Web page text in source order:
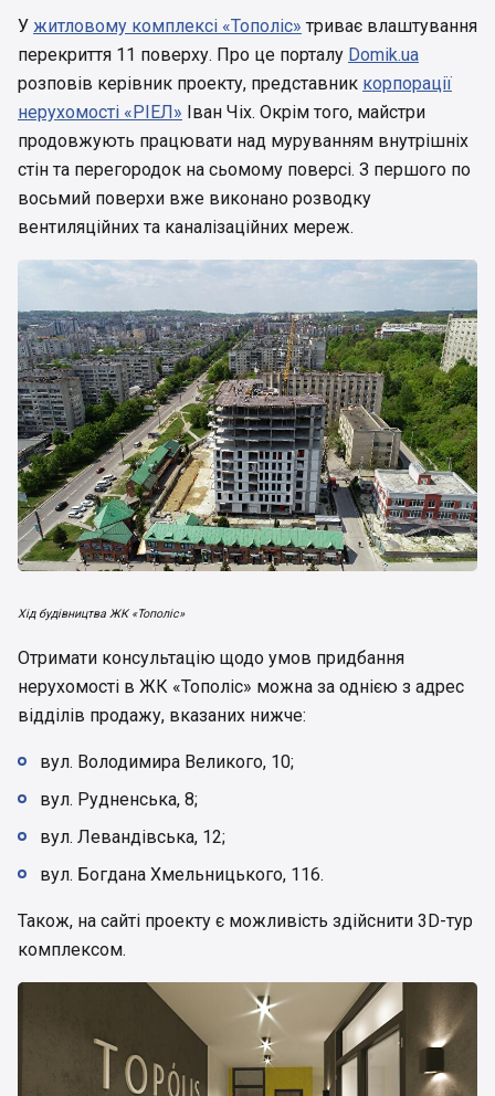
У житловому комплексі «Тополіс» триває влаштування
перекриття 11 поверху. Про це порталу Domik.ua
розповів керівник проекту, представник корпорації
нерухомості «РІЕЛ» Іван Чіх. Окрім того, майстри
продовжують працювати над муруванням внутрішніх
стін та перегородок на сьомому поверсі. З першого по
восьмий поверхи вже виконано розводку
вентиляційних та каналізаційних мереж.
Хід будівництва ЖК «Тополіс»
Отримати консультацію щодо умов придбання
нерухомості в ЖК «Тополіс» можна за однією з адрес
відділів продажу, вказаних нижче:
вул. Володимира Великого, 10;
вул. Рудненська, 8;
вул. Левандівська, 12;
вул. Богдана Хмельницького, 116.
Також, на сайті проекту є можливість здійснити 3D-тур
комплексом.